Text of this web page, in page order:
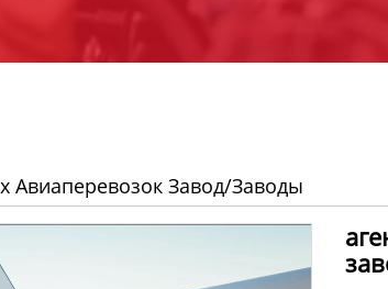
Авиаперевозок Завод/заводы